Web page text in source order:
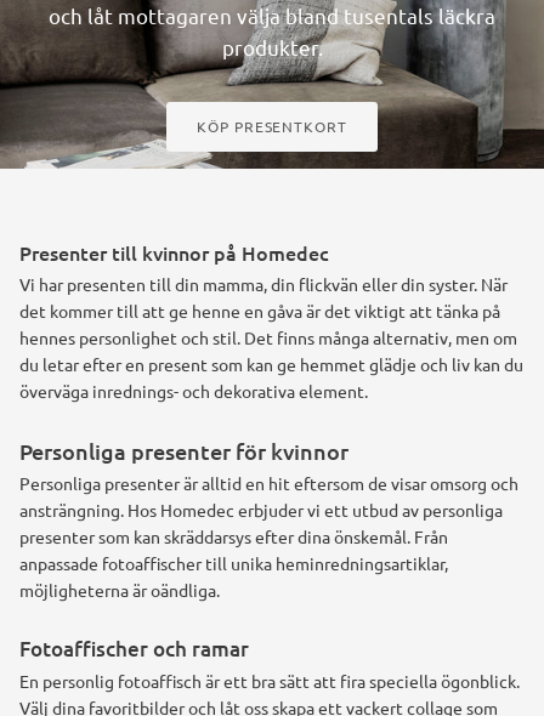
och låt mottagaren välja bland tusentals läckra
produkter.
KÖP PRESENTKORT
Presenter till kvinnor på Homedec
Vi har presenten till din mamma, din flickvän eller din syster. När
det kommer till att ge henne en gåva är det viktigt att tänka på
hennes personlighet och stil. Det finns många alternativ, men om
du letar efter en present som kan ge hemmet glädje och liv kan du
överväga inrednings- och dekorativa element.
Personliga presenter för kvinnor
Personliga presenter är alltid en hit eftersom de visar omsorg och
ansträngning. Hos Homedec erbjuder vi ett utbud av personliga
presenter som kan skräddarsys efter dina önskemål. Från
anpassade fotoaffischer till unika heminredningsartiklar,
möjligheterna är oändliga.
Fotoaffischer och ramar
En personlig fotoaffisch är ett bra sätt att fira speciella ögonblick.
Välj dina favoritbilder och låt oss skapa ett vackert collage som